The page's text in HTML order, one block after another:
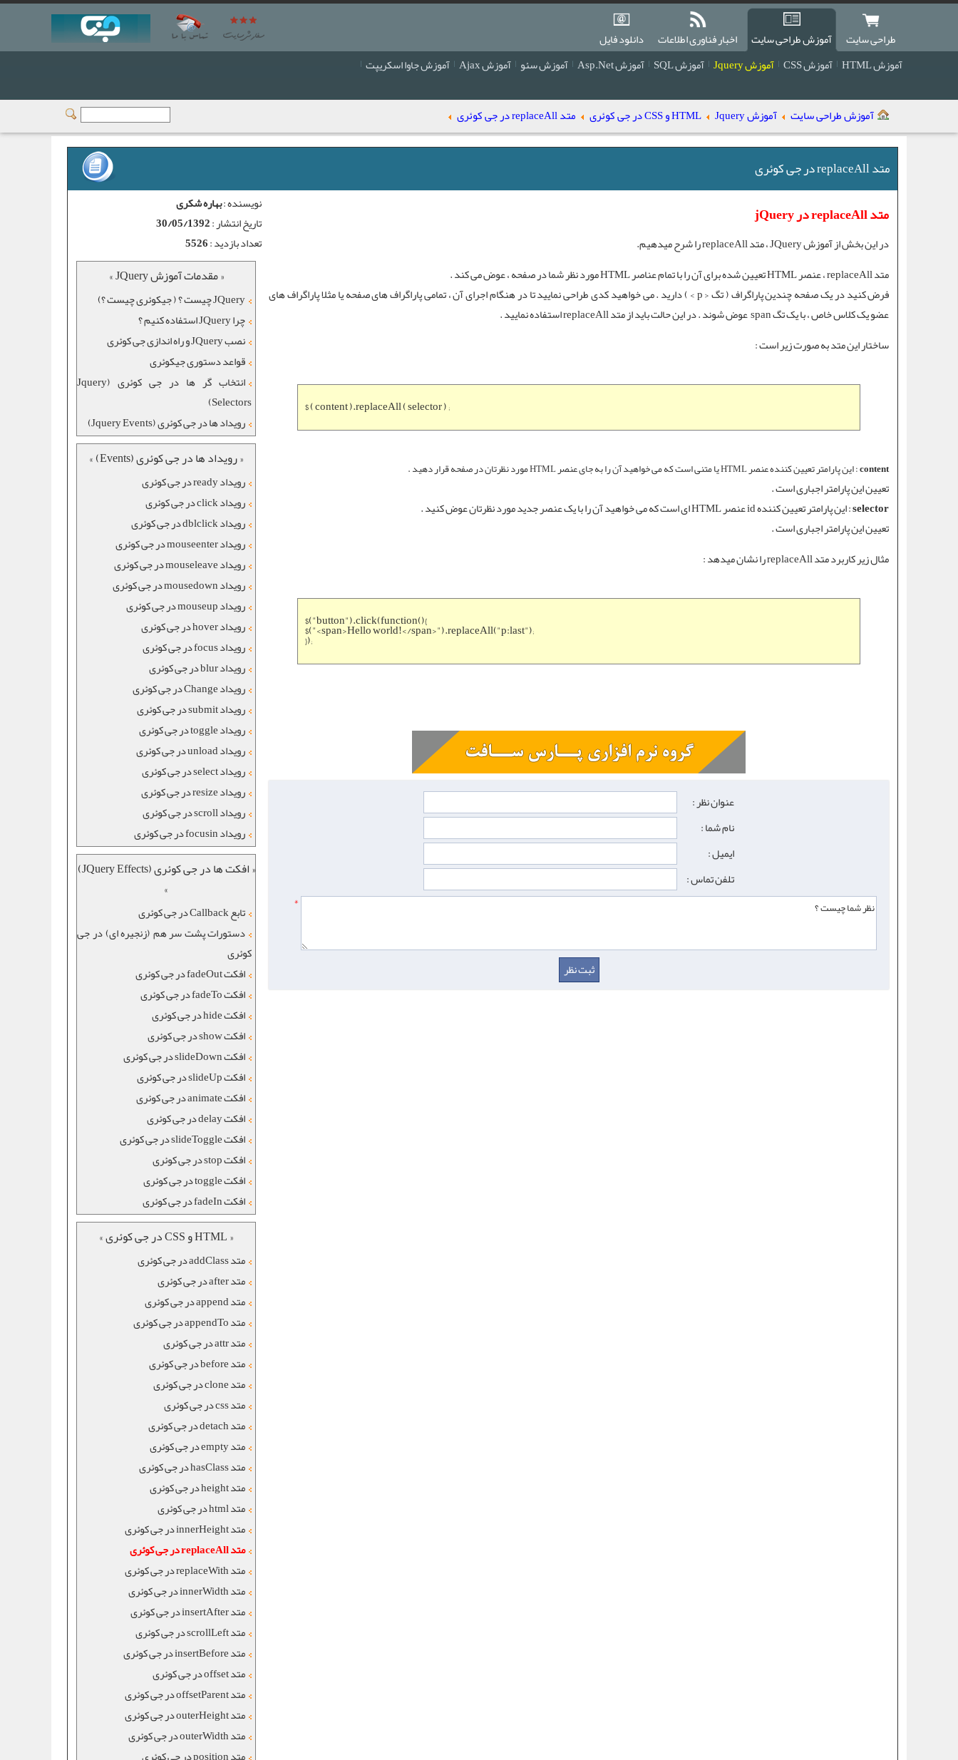
طراحی سایت آموزش طراحی سایت اخبار فناوری اطلاعات
دانلود فایل
آموزش HTML
آموزش CSS آموزش Jquery آموزش SQL آموزش Asp.Net آموزش سئو آموزش Ajax آموزش جاوا اسکریپت
آموزش طراحی سایت آموزش Jquery HTML و CSS در جی کوئری متد replaceAll در جی کوئری
متد replaceAll در جی کوئری
متد replaceAll در jQuery
در این بخش ازآموزش JQuery ،متد replaceAll
را شرح میدهیم.
متد replaceAll
، عنصر HTML تعیین شده برای آن را با تمام عناصر HTML مورد نظر شما در صفحه ، عوض می کند .
فرض کنید در یک صفحه چندین پاراگراف ( تگ < p > ) دارید . می خواهید کدی طراحی نمایید تا در هنگام اجرای آن ، تمامی پاراگراف های صفحه یا مثلا پاراگراف های
عضو یک کلاس خاص ، با یکتگ span عوض شوند . در این حالت باید ازمتد replaceAll
استفاده نمایید .
ساختار این متد به صورت زیر است :
$ ( content ).replaceAll ( selector ) ;
content
:این پارامتر تعیین کننده عنصر HTML یا متنی است که می خواهید آن را به جای عنصر HTML مورد نظرتان در صفحه قرار دهید .
تعیین این پارامتر اجباری است .
selector: این پارامتر تعیین کننده id عنصر HTML ای است که می خواهید آن را با یک عنصر جدید مورد نظرتان عوض کنید .
تعیین این پارامتر اجباری است .
مثال زیر کاربردمتد replaceAll را نشان میدهد :
$("button").click(function(){
$("<span>Hello world!</span>").replaceAll("p:last");
});
عنوان نظر :
نام شما :
ایمیل :
تلفن تماس :
*
نویسنده :بهاره شکری
تاریخ انتشار :30/05/1392
تعداد بازدید :5526
« مقدمات آموزش JQuery »
JQuery چیست ؟ ( جیکوئری چیست ؟)
چرا JQuery استفاده کنیم ؟
نصب JQuery و راه اندازی جی کوئری
قواعد دستوری جیکوئری
انتخاب گر ها در جی کوئری (Jquery
Selectors)
رویداد ها در جی کوئری (Jquery Events)
« رویداد ها در جی کوئری (Events) »
رویداد ready در جی کوئری
رویداد click در جی کوئری
رویداد dblclick در جی کوئری
رویداد mouseenter در جی کوئری
رویداد mouseleave در جی کوئری
رویداد mousedown در جی کوئری
رویداد mouseup در جی کوئری
رویداد hover در جی کوئری
رویداد focus در جی کوئری
رویداد blur در جی کوئری
رویداد Change در جی کوئری
رویداد submit در جی کوئری
رویداد toggle در جی کوئری
رویداد unload در جی کوئری
رویداد select در جی کوئری
رویداد resize در جی کوئری
رویداد scroll در جی کوئری
رویداد focusin در جی کوئری
« افکت ها در جی کوئری (JQuery Effects)
»
تابع Callback در جی کوئری
دستورات پشت سر هم (زنجیره ای) در جی
کوئری
افکت fadeOut در جی کوئری
افکت fadeTo در جی کوئری
افکت hide در جی کوئری
افکت show در جی کوئری
افکت slideDown در جی کوئری
افکت slideUp در جی کوئری
افکت animate در جی کوئری
افکت delay در جی کوئری
افکت slideToggle در جی کوئری
افکت stop در جی کوئری
افکت toggle در جی کوئری
افکت fadeIn در جی کوئری
« HTML و CSS در جی کوئری »
متد addClass در جی کوئری
متد after در جی کوئری
متد append در جی کوئری
متد appendTo در جی کوئری
متد attr در جی کوئری
متد before در جی کوئری
متد clone در جی کوئری
متد css در جی کوئری
متد detach در جی کوئری
متد empty در جی کوئری
متد hasClass در جی کوئری
متد height در جی کوئری
متد html در جی کوئری
متد innerHeight در جی کوئری
متد replaceAll در جی کوئری
متد replaceWith در جی کوئری
متد innerWidth در جی کوئری
متد insertAfter در جی کوئری
متد scrollLeft در جی کوئری
متد insertBefore در جی کوئری
متد offset در جی کوئری
متد offsetParent در جی کوئری
متد outerHeight در جی کوئری
متد outerWidth در جی کوئری